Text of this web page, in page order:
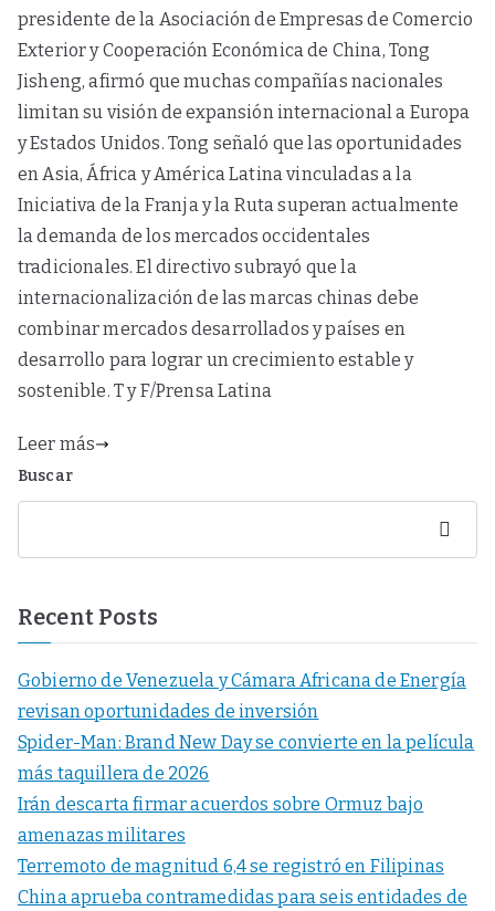
presidente de la Asociación de Empresas de Comercio
Exterior y Cooperación Económica de China, Tong
Jisheng, afirmó que muchas compañías nacionales
limitan su visión de expansión internacional a Europa
y Estados Unidos. Tong señaló que las oportunidades
en Asia, África y América Latina vinculadas a la
Iniciativa de la Franja y la Ruta superan actualmente
la demanda de los mercados occidentales
tradicionales. El directivo subrayó que la
internacionalización de las marcas chinas debe
combinar mercados desarrollados y países en
desarrollo para lograr un crecimiento estable y
sostenible. T y F/Prensa Latina
Leer más
Buscar
Buscar
Recent Posts
Gobierno de Venezuela y Cámara Africana de Energía
revisan oportunidades de inversión
Spider-Man: Brand New Day se convierte en la película
más taquillera de 2026
Irán descarta firmar acuerdos sobre Ormuz bajo
amenazas militares
Terremoto de magnitud 6,4 se registró en Filipinas
China aprueba contramedidas para seis entidades de